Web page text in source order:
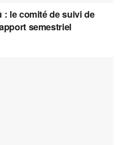
: le comité de suivi de
semestriel